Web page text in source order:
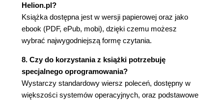
Eskalacja uprawnień
Rekonesans wewnętrzny
Ruch boczny
Zakończenie misji
Podsumowanie
CZĘŚĆ II Defensywne działania związane z
bezpieczeństwem w bashu
Helion.pl?
Książka dostępna jest w wersji papierowej oraz jako
ebook (PDF, ePub, mobi), dzięki czemu możesz
wybrać najwygodniejszą formę czytania.
8. Czy do korzystania z książki potrzebuję
specjalnego oprogramowania?
Wystarczy standardowy wiersz poleceń, dostępny w
większości systemów operacyjnych, oraz podstawowe